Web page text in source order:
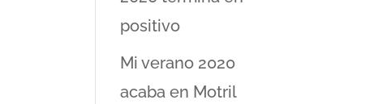
positivo
Mi verano 2020
acaba en Motril